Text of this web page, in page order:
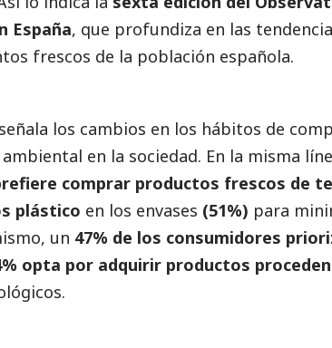
España, que profundiza en las
frescos de la población española.
los cambios en los hábitos de
en la sociedad. En la misma
comprar productos frescos de
plástico en los envases (51%) para
un 47% de los consumidores
opta por adquirir productos